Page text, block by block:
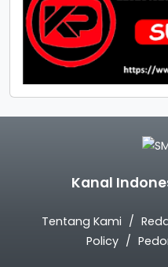
Kanal
Tentang Kami
Policy